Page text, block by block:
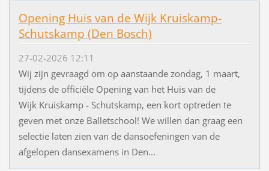
Opening Huis van de Wijk Kruiskamp-
Schutskamp (Den Bosch)
27-02-2026 12:11
Wij zijn gevraagd om op aanstaande zondag, 1 maart,
tijdens de officiële Opening van het Huis van de
Wijk Kruiskamp - Schutskamp, een kort optreden te
geven met onze Balletschool! We willen dan graag een
selectie laten zien van de dansoefeningen van de
afgelopen dansexamens in Den...